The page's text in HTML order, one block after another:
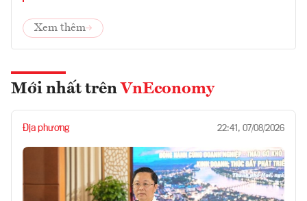
Xem thêm
Mới nhất trên VnEconomy
Địa phương 22:41, 07/08/2026